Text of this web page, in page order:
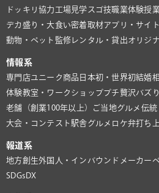
ドッキリ協力 工場見学 スゴ技職業体験授
デカ盛り・大食い密着取材アプリ・サイト
動物・ペット 監修 レンタル・貸出オリジ
情報系
専門店ユニーク商品 日本初・世界初結婚
体験教室・ワークショッププチ贅沢バズ
老舗（創業100年以上）
ご当地グルメ 伝統
大会・コンテスト 駅舎グルメ ロケ弁打ち
報道系
地方創生外国人・インバウンド メーカー
SDGs DX